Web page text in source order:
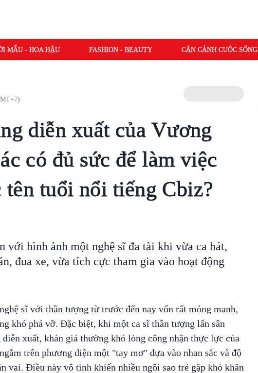
MẪU - HOA HẬU FASHION - BEAUTY CẬN CẢNH CUỘC SỐNG
diễn xuất của Vương
có đủ sức để làm việc
tên tuổi nổi tiếng Cbiz?
với hình ảnh một nghệ sĩ đa tài khi vừa ca hát,
đua xe, vừa tích cực tham gia vào hoạt động
sĩ với thần tượng từ trước đến nay vốn rất mỏng manh,
khó phá vỡ. Đặc biệt, khi một ca sĩ thần tượng lấn sân
diễn xuất, khán giả thường khó lòng công nhận thực lực của
trên phương diện một "tay mơ" dựa vào nhan sắc và độ
vai. Điều này vô tình khiến nhiều ngôi sao trẻ gặp khó khăn